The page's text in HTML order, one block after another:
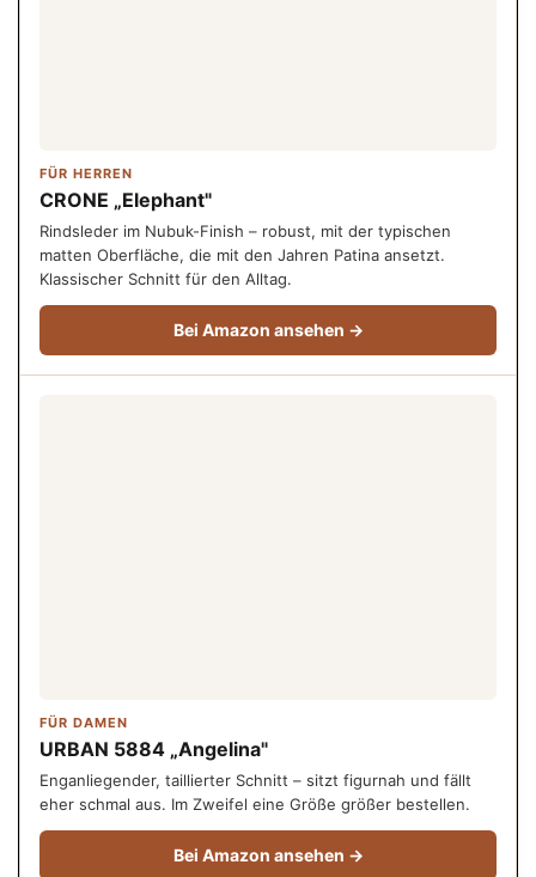
FÜR HERREN
CRONE „Elephant"
Rindsleder im Nubuk-Finish – robust, mit der typischen
matten Oberfläche, die mit den Jahren Patina ansetzt.
Klassischer Schnitt für den Alltag.
Bei Amazon ansehen →
FÜR DAMEN
URBAN 5884 „Angelina"
Enganliegender, taillierter Schnitt – sitzt figurnah und fällt
eher schmal aus. Im Zweifel eine Größe größer bestellen.
Bei Amazon ansehen →